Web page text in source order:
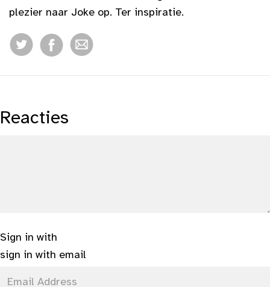
plezier naar Joke op. Ter inspiratie.
Reacties
Sign in with
sign in with email